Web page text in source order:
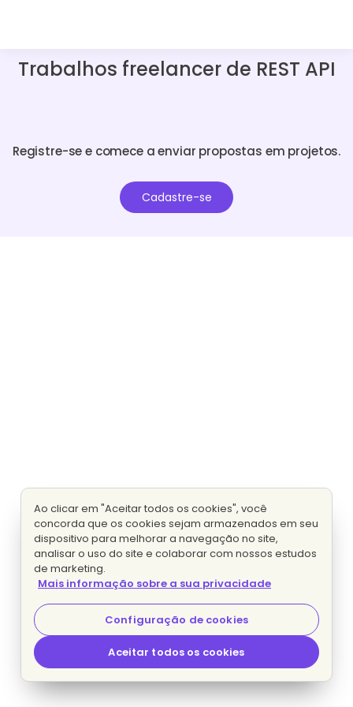
Trabalhos freelancer de REST API
Registre-se e comece a enviar propostas em projetos.
Cadastre-se
Ao clicar em "Aceitar todos os cookies", você
concorda que os cookies sejam armazenados em seu
dispositivo para melhorar a navegação no site,
analisar o uso do site e colaborar com nossos estudos
de marketing.
Mais informação sobre a sua privacidade
Configuração de cookies
Aceitar todos os cookies